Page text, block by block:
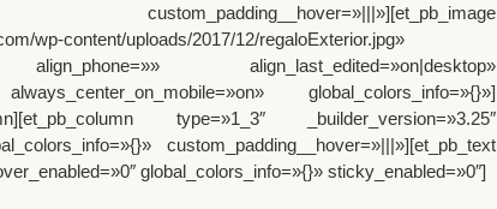
custom_padding__hover=»|||»][et_pb_image
wp-content/uploads/2017/12/regaloExterior.jpg»
align_last_edited=»on|desktop»
global_colors_info=»{}»]
type=»1_3″ _builder_version=»3.25″
custom_padding__hover=»|||»][et_pb_text
global_colors_info=»{}» sticky_enabled=»0″]